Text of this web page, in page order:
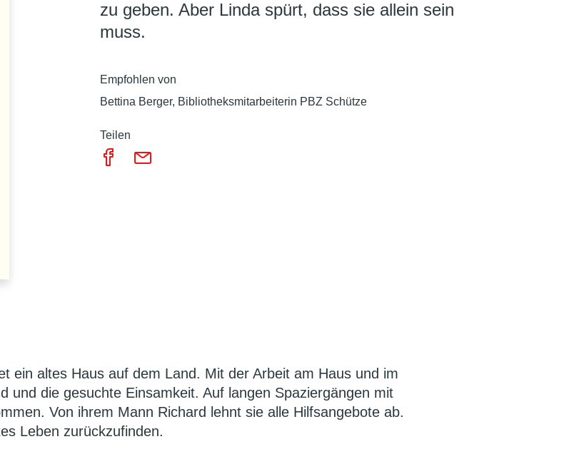
zu geben. Aber Linda spürt, dass sie allein sein
muss.
Empfohlen von
Bettina Berger Bibliotheksmitarbeiterin PBZ Schütze
Teilen
ein altes Haus auf dem Land. Mit der Arbeit am Haus und im
und die gesuchte Einsamkeit. Auf langen Spaziergängen mit
Von ihrem Mann Richard lehnt sie alle Hilfsangebote ab.
Leben zurückzufinden.